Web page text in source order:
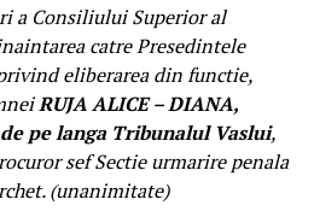
a Consiliului Superior al
catre Presedintele
eliberarea din functie,
RUJA ALICE – DIANA,
pe langa Tribunalul Vaslui,
sef Sectie urmarire penala
(unanimitate)